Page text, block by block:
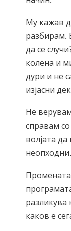
Му кажав
разбирам.
да се
колена и
дури и не
изјасни
Не
справам со
волјата
неопходни.
разликува
каков е